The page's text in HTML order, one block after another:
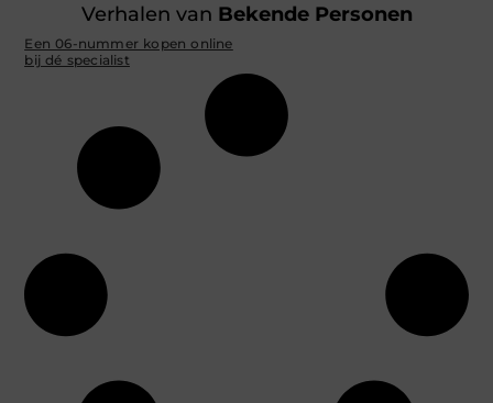
Verhalen van Bekende Personen
Een 06-nummer kopen online
bij dé specialist